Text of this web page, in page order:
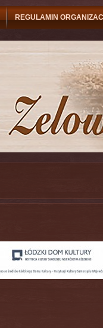
REGULAMIN